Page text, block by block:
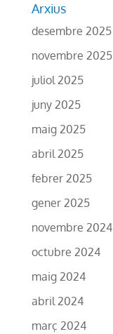
Arxius
desembre 2025
novembre 2025
juliol 2025
juny 2025
maig 2025
abril 2025
febrer 2025
gener 2025
novembre 2024
octubre 2024
maig 2024
abril 2024
març 2024